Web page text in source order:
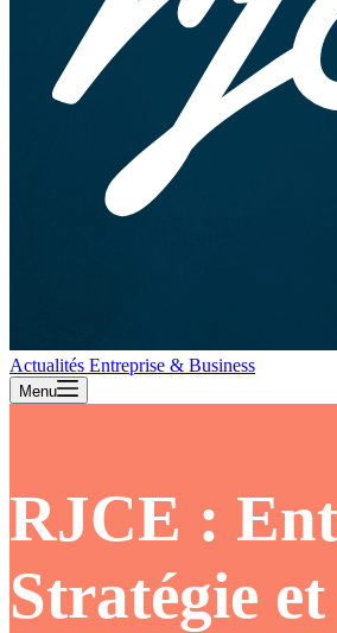
Actualités Entreprise & Business
Menu
RJCE :
Stratégie